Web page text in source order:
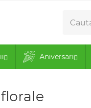
Aniversari